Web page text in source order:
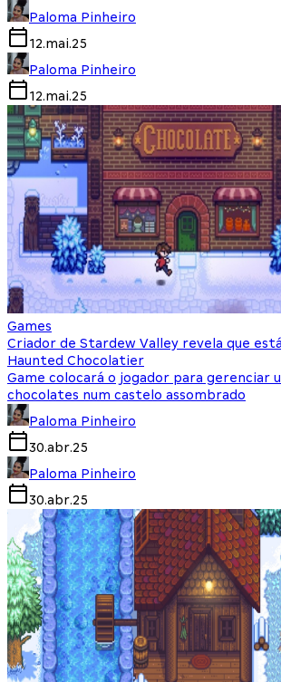
Paloma Pinheiro
12.mai.25
Paloma Pinheiro
12.mai.25
Games
Criador de Stardew Valley revela que
Haunted Chocolatier
Game colocará o jogador para gerenciar
chocolates num castelo assombrado
Paloma Pinheiro
30.abr.25
Paloma Pinheiro
30.abr.25